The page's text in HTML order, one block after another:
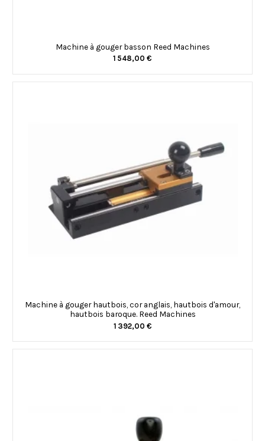
Machine à gouger basson Reed Machines
1 548,00 €
Machine à gouger hautbois, cor anglais, hautbois d'amour,
hautbois baroque. Reed Machines
1 392,00 €